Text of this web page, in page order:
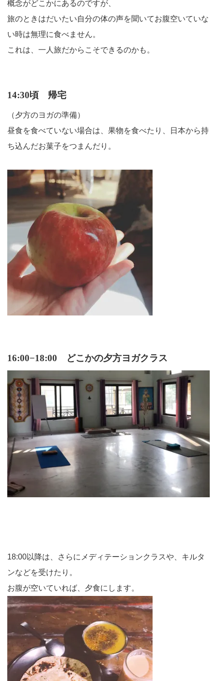
概念がどこかにあるのですが、
旅のときはだいたい自分の体の声を聞いてお腹空いていな
い時は無理に食べません。
これは、一人旅だからこそできるのかも。
14:30頃 帰宅
（夕方のヨガの準備）
昼食を食べていない場合は、果物を食べたり、日本から持
ち込んだお菓子をつまんだり。
16:00−18:00 どこかの夕方ヨガクラス
18:00以降は、さらにメディテーションクラスや、キルタ
ンなどを受けたり。
お腹が空いていれば、夕食にします。